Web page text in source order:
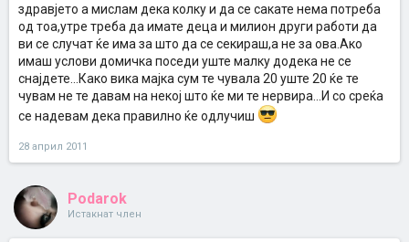
здравјето а мислам дека колку и да се сакате нема потреба
од тоа,утре треба да имате деца и милион други работи да
ви се случат ќе има за што да се секираш,а не за ова.Ако
имаш услови домичка поседи уште малку додека не се
снајдете...Како вика мајка сум те чувала 20 уште 20 ќе те
чувам не те давам на некој што ќе ми те нервира...И со среќа
се надевам дека правилно ќе одлучиш
28 април 2011
Podarok
Истакнат член